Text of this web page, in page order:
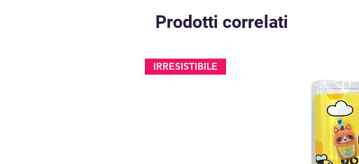
Prodotti correlati
IRRESISTIBILE